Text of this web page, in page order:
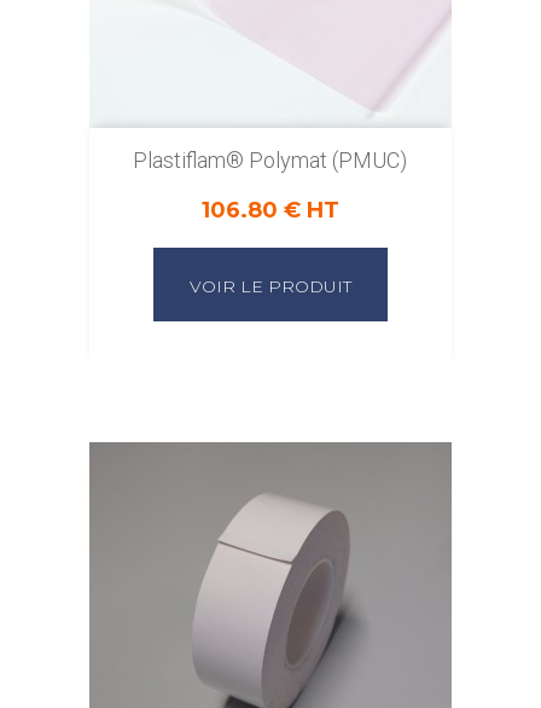
Plastiflam® Polymat (PMUC)
106.80 € HT
VOIR LE PRODUIT